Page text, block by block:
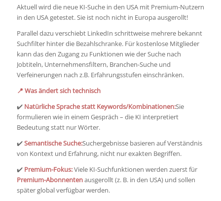
Aktuell wird die neue KI-Suche in den USA mit Premium-Nutzern
in den USA getestet. Sie ist noch nicht in Europa ausgerollt!
Parallel dazu verschiebt LinkedIn schrittweise mehrere bekannt
Suchfilter hinter die Bezahlschranke. Für kostenlose Mitglieder
kann das den Zugang zu Funktionen wie der Suche nach
Jobtiteln, Unternehmensfiltern, Branchen-Suche und
Verfeinerungen nach z.B. Erfahrungsstufen einschränken.
📍 Was ändert sich technisch
✔️ Natürliche Sprache statt Keywords/Kombinationen:Sie
formulieren wie in einem Gespräch – die KI interpretiert
Bedeutung statt nur Wörter.
✔️Semantische Suche:Suchergebnisse basieren auf Verständnis
von Kontext und Erfahrung, nicht nur exakten Begriffen.
✔️ Premium-Fokus:Viele KI-Suchfunktionen werden zuerst für
Premium-Abonnentenausgerollt (z. B. in den USA) und sollen
später global verfügbar werden.